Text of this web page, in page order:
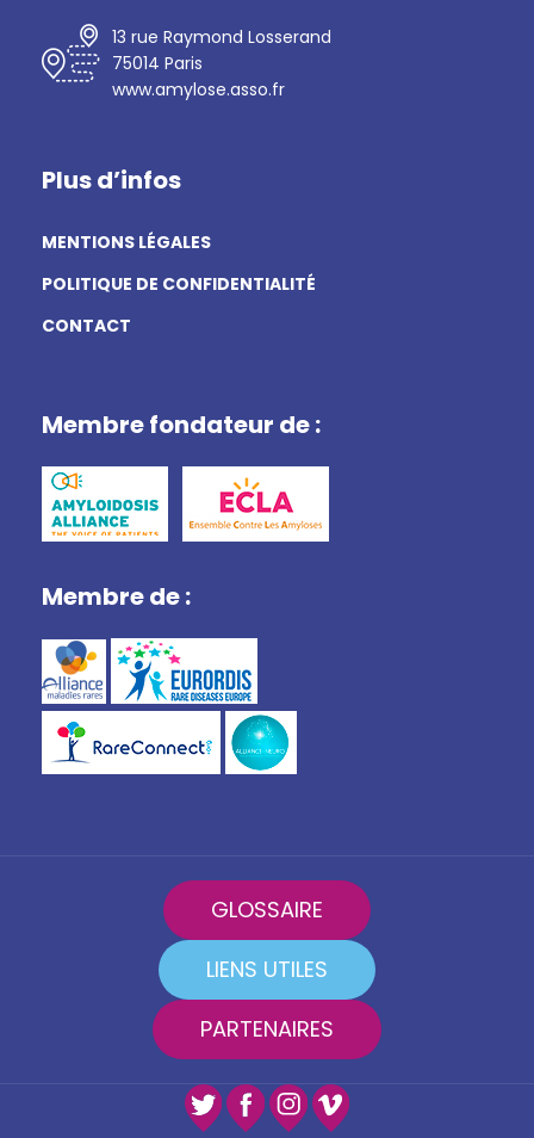
13 rue Raymond Losserand
75014 Paris
www.amylose.asso.fr
Plus d’infos
MENTIONS LÉGALES
POLITIQUE DE CONFIDENTIALITÉ
CONTACT
Membre fondateur de :
Membre de :
GLOSSAIRE
LIENS UTILES
PARTENAIRES